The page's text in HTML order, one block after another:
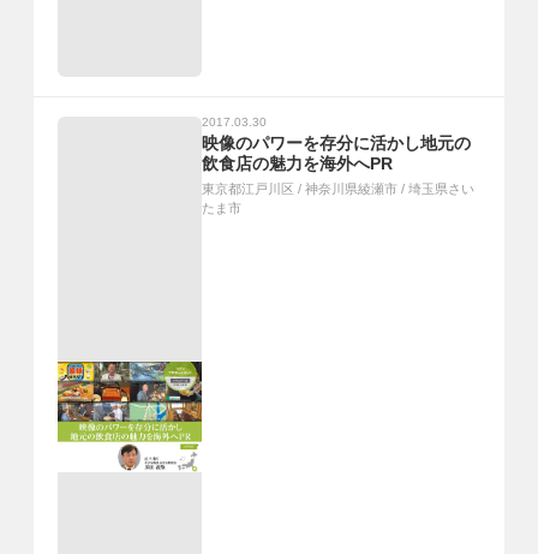
2017.03.30
映像のパワーを存分に活かし地元の
飲食店の魅力を海外へPR
東京都江戸川区 / 神奈川県綾瀬市 / 埼玉県さい
たま市